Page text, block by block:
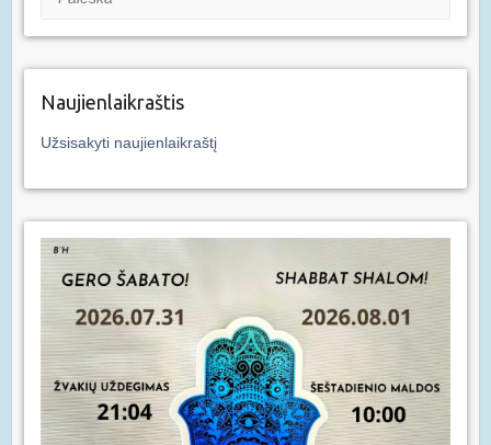
Naujienlaikraštis
Užsisakyti naujienlaikraštį